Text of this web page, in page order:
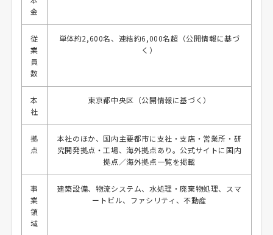
金
従
業
員
数
単体約2,600名、連結約6,000名超（公開情報に基づ
く）
本
社
東京都中央区（公開情報に基づく）
拠
点
本社のほか、国内主要都市に支社・支店・営業所・研
究開発拠点・工場、海外拠点あり。公式サイトに国内
拠点／海外拠点一覧を掲載
事
業
領
域
建築設備、物流システム、水処理・廃棄物処理、スマ
ートビル、ファシリティ、不動産